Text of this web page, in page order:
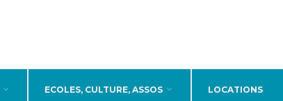
ECOLES, CULTURE, ASSOS LOCATIONS